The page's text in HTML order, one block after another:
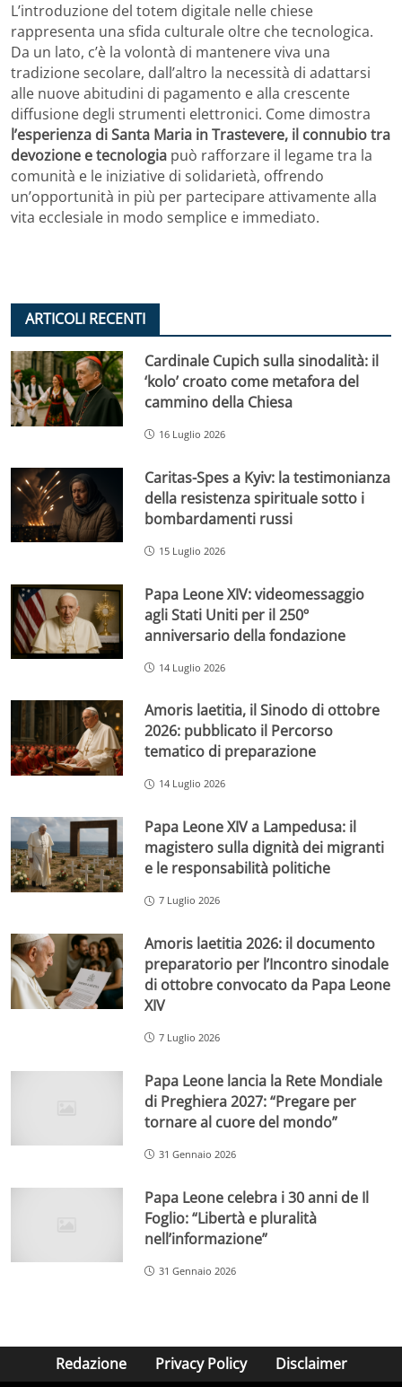
L’introduzione del totem digitale nelle chiese
rappresenta una sfida culturale oltre che tecnologica.
Da un lato, c’è la volontà di mantenere viva una
tradizione secolare, dall’altro la necessità di adattarsi
alle nuove abitudini di pagamento e alla crescente
diffusione degli strumenti elettronici. Come dimostra
l’esperienza di Santa Maria in Trastevere, il connubio tra
devozione e tecnologia può rafforzare il legame tra la
comunità e le iniziative di solidarietà, offrendo
un’opportunità in più per partecipare attivamente alla
vita ecclesiale in modo semplice e immediato.
ARTICOLI RECENTI
Cardinale Cupich sulla sinodalità: il
‘kolo’ croato come metafora del
cammino della Chiesa
16 Luglio 2026
Caritas-Spes a Kyiv: la testimonianza
della resistenza spirituale sotto i
bombardamenti russi
15 Luglio 2026
Papa Leone XIV: videomessaggio
agli Stati Uniti per il 250º
anniversario della fondazione
14 Luglio 2026
Amoris laetitia, il Sinodo di ottobre
2026: pubblicato il Percorso
tematico di preparazione
14 Luglio 2026
Papa Leone XIV a Lampedusa: il
magistero sulla dignità dei migranti
e le responsabilità politiche
7 Luglio 2026
Amoris laetitia 2026: il documento
preparatorio per l’Incontro sinodale
di ottobre convocato da Papa Leone
XIV
7 Luglio 2026
Papa Leone lancia la Rete Mondiale
di Preghiera 2027: “Pregare per
tornare al cuore del mondo”
31 Gennaio 2026
Papa Leone celebra i 30 anni de Il
Foglio: “Libertà e pluralità
nell’informazione”
31 Gennaio 2026
Redazione Privacy Policy Disclaimer